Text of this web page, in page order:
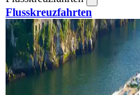
Flusskreuzfahrten